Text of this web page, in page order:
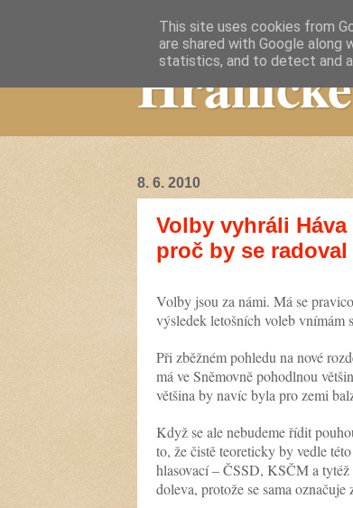
8. 6. 2010
Volby vyhráli
proč by se radoval
Volby jsou za námi. Má se
výsledek letošních voleb vnímám
Při zběžném pohledu na nové
má ve Sněmovně pohodlnou
většina by navíc byla pro zemi
Když se ale nebudeme řídit
to, že čistě teoreticky by vedle
hlasovací – ČSSD, KSČM a tytéž
doleva, protože se sama označuje
This site uses cookies from
are shared with Google
statistics, and to detect and